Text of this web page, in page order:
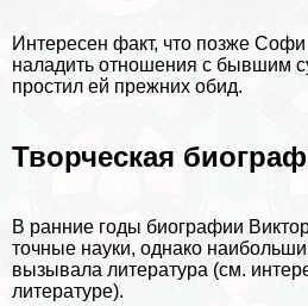
Интересен факт, что позже
наладить отношения с бывшим
простил ей прежних обид.
Творческая
В ранние годы биографии
точные науки, однако
вызывала литература (см.
литературе).